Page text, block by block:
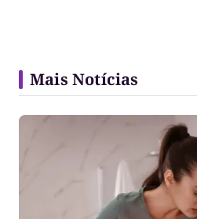
Mais Notícias